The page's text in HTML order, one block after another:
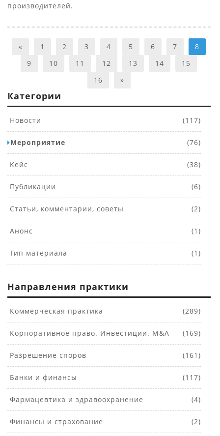
производителей.
« 1 2 3 4 5 6 7
8
9
10 11 12 13 14
15
16
»
Категории
Новости (117)
Мероприятие (76)
Кейс (38)
Публикации (6)
Статьи, комментарии, советы (2)
Анонс (1)
Тип материала (1)
Направления практики
Коммерческая практика (289)
Корпоративное право. Инвестиции. M&A (169)
Разрешение споров (161)
Банки и финансы (117)
Фармацевтика и здравоохранение (4)
Финансы и страхование (2)